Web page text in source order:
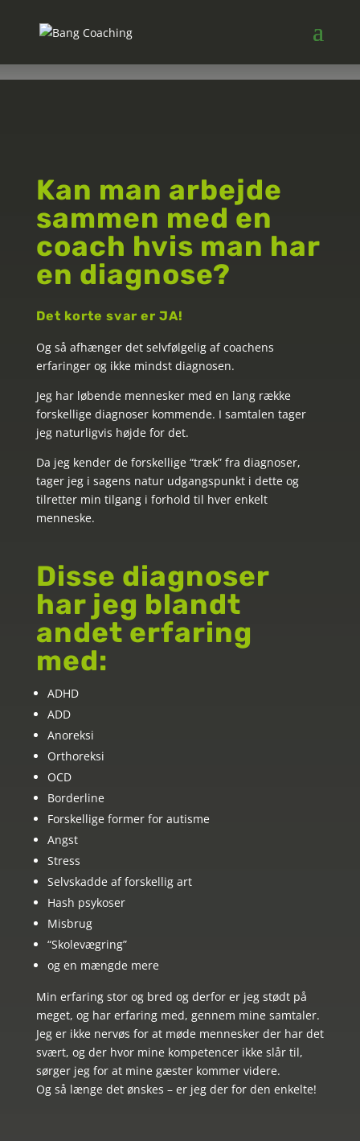
Coaching og
diagnoser
Kan man arbejde
sammen med en
coach hvis man har
en diagnose?
Det korte svar er JA!
Og så afhænger det selvfølgelig af coachens
erfaringer og ikke mindst diagnosen.
Jeg har løbende mennesker med en lang række
forskellige diagnoser kommende. I samtalen tager
jeg naturligvis højde for det.
Da jeg kender de forskellige “træk” fra diagnoser,
tager jeg i sagens natur udgangspunkt i dette og
tilretter min tilgang i forhold til hver enkelt
menneske.
Disse diagnoser
har jeg blandt
andet erfaring
med:
ADHD
ADD
Anoreksi
Orthoreksi
OCD
Borderline
Forskellige former for autisme
Angst
Stress
Selvskadde af forskellig art
Hash psykoser
Misbrug
“Skolevægring”
og en mængde mere
Min erfaring stor og bred og derfor er jeg stødt på
meget, og har erfaring med, gennem mine samtaler.
Jeg er ikke nervøs for at møde mennesker der har det
svært, og der hvor mine kompetencer ikke slår til,
sørger jeg for at mine gæster kommer videre.
Og så længe det ønskes – er jeg der for den enkelte!